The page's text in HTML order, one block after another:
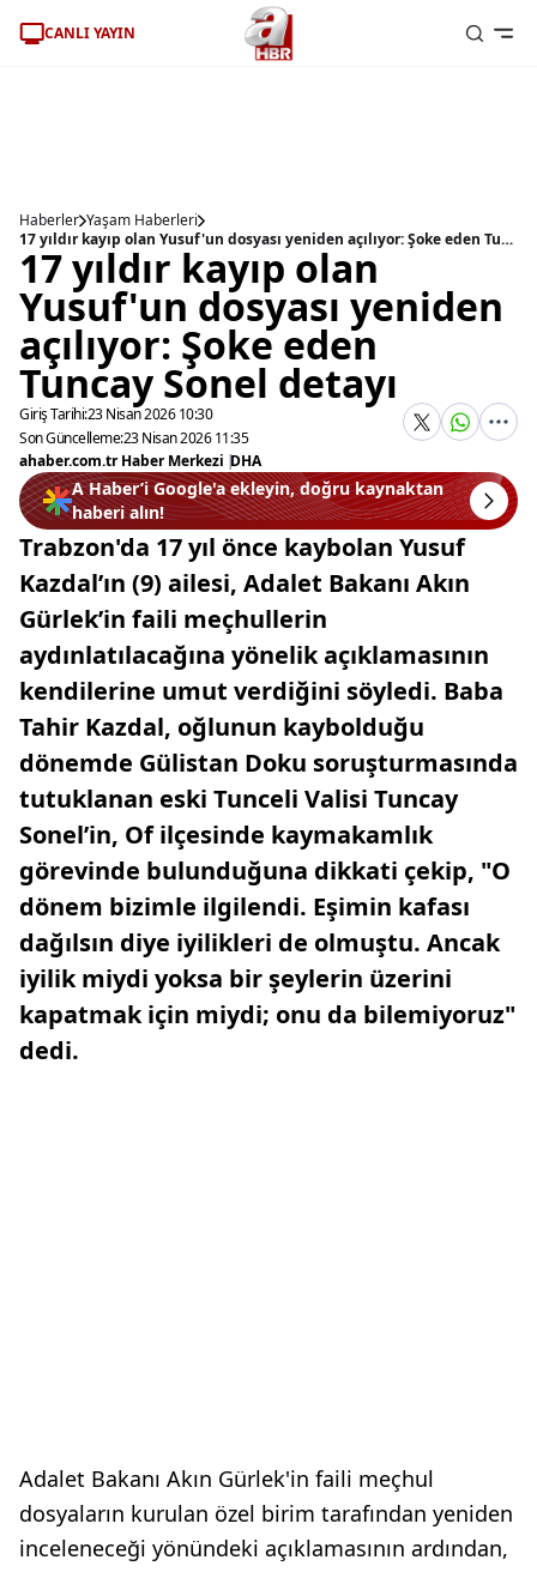
CANLI YAYIN
Haberler Yaşam Haberleri
17 yıldır kayıp olan Yusuf'un dosyası yeniden açılıyor: Şoke eden Tuncay Sonel detayı
17 yıldır kayıp olan
Yusuf'un dosyası yeniden
açılıyor: Şoke eden
Tuncay Sonel detayı
Giriş Tarihi:23 Nisan 2026 10:30
Son Güncelleme:23 Nisan 2026 11:35
ahaber.com.tr Haber Merkezi |DHA
A Haber’i Google'a ekleyin, doğru kaynaktan
haberi alın!
Trabzon'da 17 yıl önce kaybolan Yusuf
Kazdal’ın (9) ailesi, Adalet Bakanı Akın
Gürlek’in faili meçhullerin
aydınlatılacağına yönelik açıklamasının
kendilerine umut verdiğini söyledi. Baba
Tahir Kazdal, oğlunun kaybolduğu
dönemde Gülistan Doku soruşturmasında
tutuklanan eski Tunceli Valisi Tuncay
Sonel’in, Of ilçesinde kaymakamlık
görevinde bulunduğuna dikkati çekip, "O
dönem bizimle ilgilendi. Eşimin kafası
dağılsın diye iyilikleri de olmuştu. Ancak
iyilik miydi yoksa bir şeylerin üzerini
kapatmak için miydi; onu da bilemiyoruz"
dedi.
Adalet Bakanı Akın Gürlek'in faili meçhul
dosyaların kurulan özel birim tarafından yeniden
inceleneceği yönündeki açıklamasının ardından,